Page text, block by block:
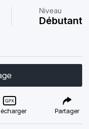
Niveau
Débutant
Partager